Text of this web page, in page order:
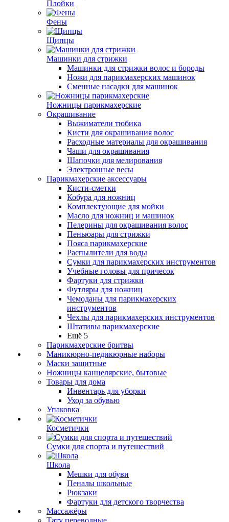
Плойки
Фены
Щипцы
Машинки для стрижки
Машинки для стрижки волос и бороды
Ножи для парикмахерских машинок
Сменные насадки для машинок
Ножницы парикмахерские
Окрашивание
Выжиматели тюбика
Кисти для окрашивания волос
Расходные материалы для окрашивания
Чаши для окрашивания
Шапочки для мелирования
Электронные весы
Парикмахерские аксессуары
Кисти-сметки
Кобура для ножниц
Комплектующие для мойки
Масло для ножниц и машинок
Пелерины для окрашивания волос
Пеньюары для стрижки
Пояса парикмахерские
Распылители для воды
Сумки для парикмахерских инструментов
Учебные головы для причесок
Фартуки для стрижки
Футляры для ножниц
Чемоданы для парикмахерских
инструментов
Чехлы для парикмахерских инструментов
Штативы парикмахерские
Ещё 5
Парикмахерские бритвы
Маникюрно-педикюрные наборы
Маски защитные
Ножницы канцелярские, бытовые
Товары для дома
Инвентарь для уборки
Уход за обувью
Упаковка
Косметички
Сумки для спорта и путешествий
Школа
Мешки для обуви
Пеналы школьные
Рюкзаки
Фартуки для детского творчества
Массажёры
Тату переводные